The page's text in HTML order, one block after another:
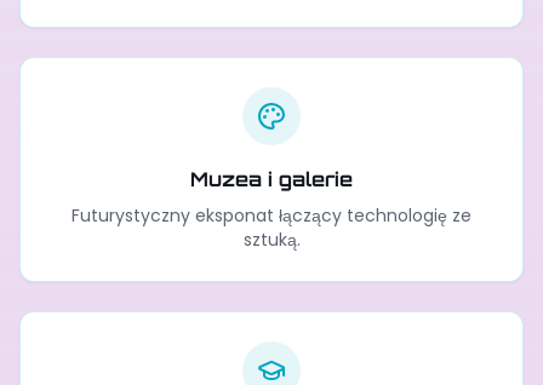
Muzea i galerie
Futurystyczny eksponat łączący technologię ze
sztuką.